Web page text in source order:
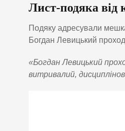
Лист-подяка від
Подяку адресували
Богдан Левицький
«Богдан Левицький
витривалий,